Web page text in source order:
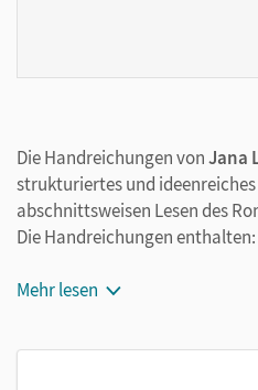
Die Handreichungen vonJana
strukturiertes und
abschnittsweisen Lesen des
Die Handreichungen enthalten:
eine funktionale
Mehr lesen